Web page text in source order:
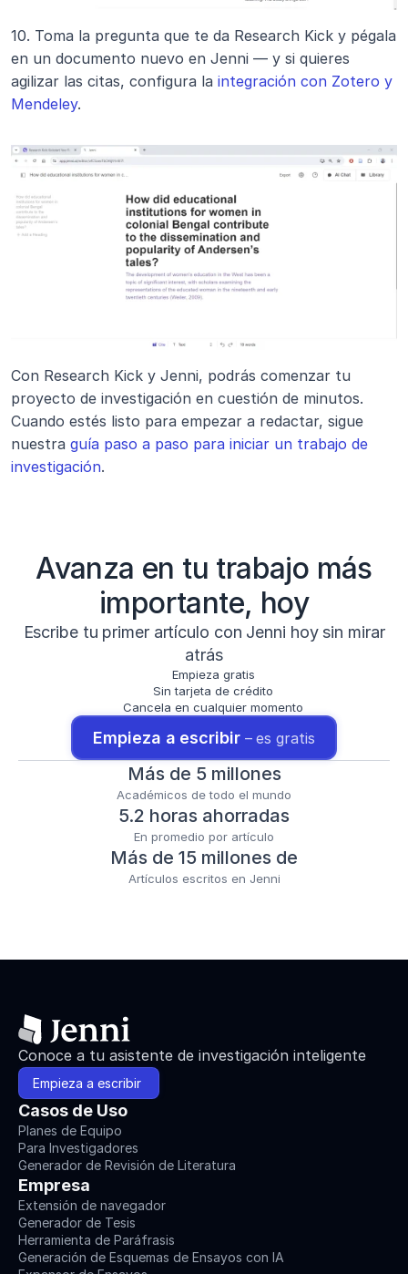
10. Toma la pregunta que te da Research Kick y pégala
en un documento nuevo en Jenni — y si quieres
agilizar las citas, configura la integración con Zotero y
Mendeley.
Con Research Kick y Jenni, podrás comenzar tu
proyecto de investigación en cuestión de minutos.
Cuando estés listo para empezar a redactar, sigue
nuestra guía paso a paso para iniciar un trabajo de
investigación.
Avanza en tu trabajo más
importante, hoy
Escribe tu primer artículo con Jenni hoy sin mirar
atrás
Empieza gratis
Sin tarjeta de crédito
Cancela en cualquier momento
Empieza a escribir – es gratis
Más de 5 millones
Académicos de todo el mundo
5.2 horas ahorradas
En promedio por artículo
Más de 15 millones de
Artículos escritos en Jenni
Conoce a tu asistente de investigación inteligente
Empieza a escribir
Casos de Uso
Planes de Equipo
Para Investigadores
Generador de Revisión de Literatura
Empresa
Extensión de navegador
Generador de Tesis
Herramienta de Paráfrasis
Generación de Esquemas de Ensayos con IA